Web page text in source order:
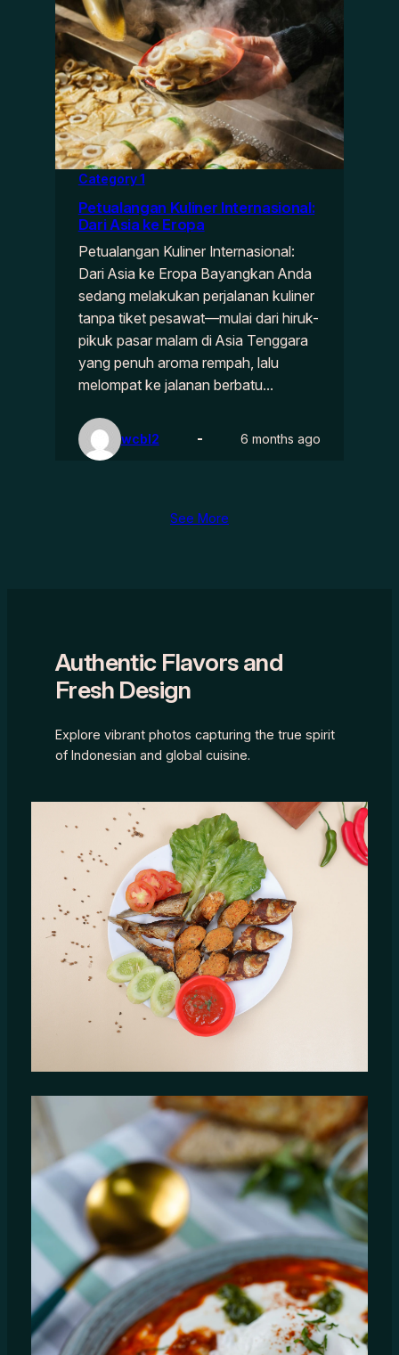
Category 1
Petualangan Kuliner Internasional:
Dari Asia ke Eropa
Petualangan Kuliner Internasional:
Dari Asia ke Eropa Bayangkan Anda
sedang melakukan perjalanan kuliner
tanpa tiket pesawat—mulai dari hiruk-
pikuk pasar malam di Asia Tenggara
yang penuh aroma rempah, lalu
melompat ke jalanan berbatu…
wcbl2 6 months ago
See More
Authentic Flavors and
Fresh Design
Explore vibrant photos capturing the true spirit
of Indonesian and global cuisine.